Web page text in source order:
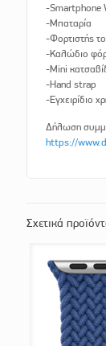
-Smartphone
-Μπαταρία
-Φορτιστής
-Καλώδιο
-Mini
-Hand strap
-Εγχειρίδιο
Δήλωση
https://
Σχετικά